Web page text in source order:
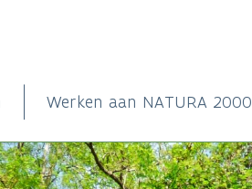
Werken aan NATURA 2000